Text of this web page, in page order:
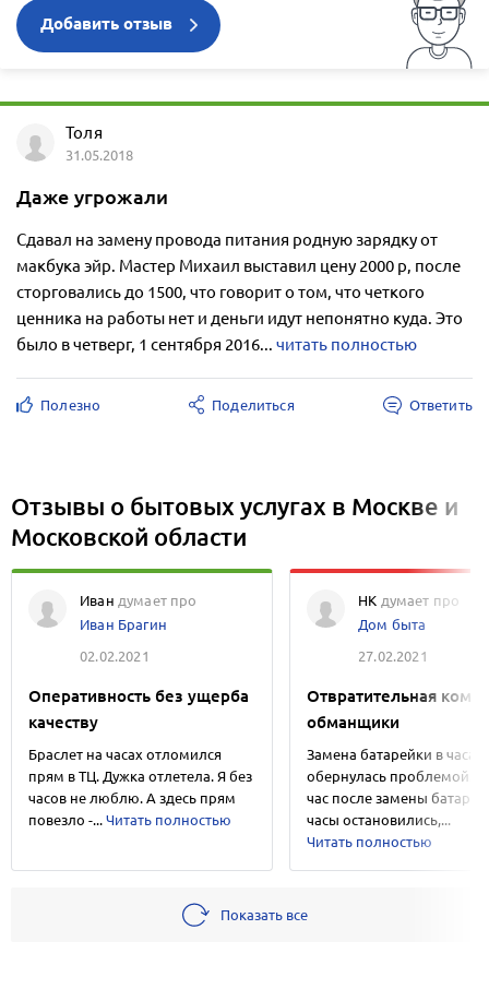
Добавить отзыв
Толя
31.05.2018
Даже угрожали
Сдавал на замену провода питания родную зарядку от
макбука эйр. Мастер Михаил выставил цену 2000 р, после
сторговались до 1500, что говорит о том, что четкого
ценника на работы нет и деньги идут непонятно куда. Это
было в четверг, 1 сентября 2016... читать полностью
Полезно Поделиться Ответить
Отзывы о бытовых услугах в Москве и
Московской области
Иван думает про
Иван Брагин
02.02.2021
Оперативность без ущерба
качеству
Браслет на часах отломился
прям в ТЦ. Дужка отлетела. Я без
часов не люблю. А здесь прям
повезло -...Читать полностью
НК думает про
Дом быта
27.02.2021
Отвратительная
обманщики
Замена батарейки в часах
обернулась проблемой.
час после замены
часы остановились,...
Читать полностью
Показать все